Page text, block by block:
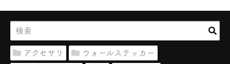
アクセサリ ウォールステッカー